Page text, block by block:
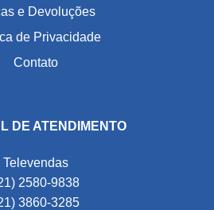
e Devoluções
de Privacidade
Contato
DE ATENDIMENTO
Televendas
2580-9838
3860-3285